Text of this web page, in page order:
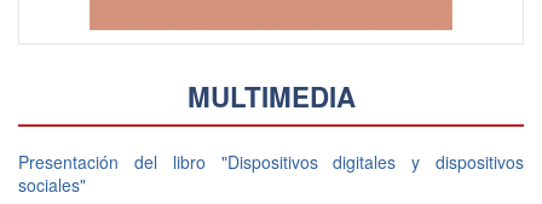
MULTIMEDIA
Presentación del libro "Dispositivos digitales y dispositivos
sociales"